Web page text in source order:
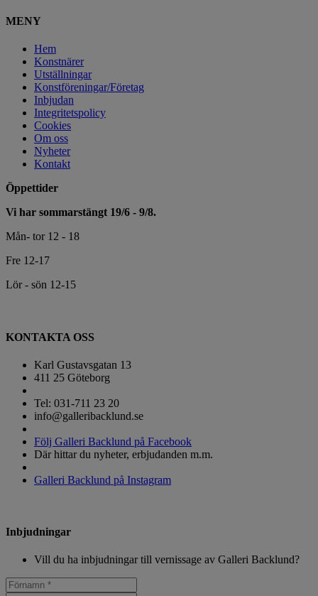
MENY
Hem
Konstnärer
Utställningar
Konstföreningar/Företag
Inbjudan
Integritetspolicy
Cookies
Om oss
Nyheter
Kontakt
Öppettider
Vi har sommarstängt 19/6 - 9/8.
Mån- tor 12 - 18
Fre 12-17
Lör - sön 12-15
KONTAKTA OSS
Karl Gustavsgatan 13
411 25 Göteborg
Tel: 031-711 23 20
info@galleribacklund.se
Följ Galleri Backlund på Facebook
Där hittar du nyheter, erbjudanden m.m.
Galleri Backlund på Instagram
Inbjudningar
Vill du ha inbjudningar till vernissage av Galleri Backlund?